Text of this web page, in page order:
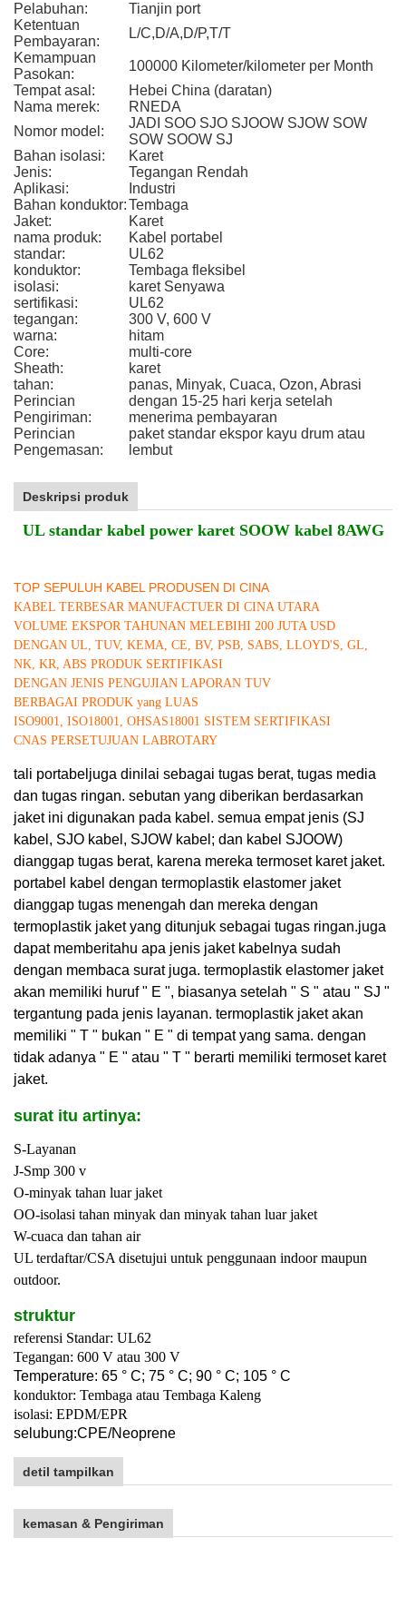
Pelabuhan:
Tianjin port
Ketentuan
Pembayaran:
L/C,D/A,D/P,T/T
Kemampuan
Pasokan:
100000 Kilometer/kilometer per Month
Tempat asal:
Hebei China (daratan)
Nama merek:
RNEDA
Nomor model:
JADI SOO SJO SJOOW SJOW SOW
SOW SOOW SJ
Bahan isolasi:
Karet
Jenis:
Tegangan Rendah
Aplikasi:
Industri
Bahan konduktor:Tembaga
Jaket:
Karet
nama produk:
Kabel portabel
standar:
UL62
konduktor:
Tembaga fleksibel
isolasi:
karet Senyawa
sertifikasi:
UL62
tegangan:
300 V, 600 V
warna:
hitam
Core:
multi-core
Sheath:
karet
tahan:
panas, Minyak, Cuaca, Ozon, Abrasi
Perincian
Pengiriman:
dengan 15-25 hari kerja setelah
menerima pembayaran
Perincian
Pengemasan:
paket standar ekspor kayu drum atau
lembut
Deskripsi produk
UL standar kabel power karet SOOW kabel 8AWG
TOP SEPULUH KABEL PRODUSEN DI CINA
KABEL TERBESAR MANUFACTUER DI CINA UTARA
VOLUME EKSPOR TAHUNAN MELEBIHI 200 JUTA USD
DENGAN UL, TUV, KEMA, CE, BV, PSB, SABS, LLOYD'S, GL,
NK, KR, ABS PRODUK SERTIFIKASI
DENGAN JENIS PENGUJIAN LAPORAN TUV
BERBAGAI PRODUK yang LUAS
ISO9001, ISO18001, OHSAS18001 SISTEM SERTIFIKASI
CNAS PERSETUJUAN LABROTARY
tali portabel juga dinilai sebagai tugas berat, tugas media
dan tugas ringan. sebutan yang diberikan berdasarkan
jaket ini digunakan pada kabel. semua empat jenis (SJ
kabel, SJO kabel, SJOW kabel; dan kabel SJOOW)
dianggap tugas berat, karena mereka termoset karet jaket.
portabel kabel dengan termoplastik elastomer jaket
dianggap tugas menengah dan mereka dengan
termoplastik jaket yang ditunjuk sebagai tugas ringan.juga
dapat memberitahu apa jenis jaket kabelnya sudah
dengan membaca surat juga. termoplastik elastomer jaket
akan memiliki huruf " E ", biasanya setelah " S " atau " SJ "
tergantung pada jenis layanan. termoplastik jaket akan
memiliki " T " bukan " E " di tempat yang sama. dengan
tidak adanya " E " atau " T " berarti memiliki termoset karet
jaket.
surat itu artinya:
S-Layanan
J-Smp 300 v
O-minyak tahan luar jaket
OO-isolasi tahan minyak dan minyak tahan luar jaket
W-cuaca dan tahan air
UL terdaftar/CSA disetujui untuk penggunaan indoor maupun
outdoor.
struktur
referensi Standar: UL62
Tegangan: 600 V atau 300 V
Temperature: 65 ° C; 75 ° C; 90 ° C; 105 ° C
konduktor: Tembaga atau Tembaga Kaleng
isolasi: EPDM/EPR
selubung:CPE/Neoprene
detil tampilkan
kemasan & Pengiriman